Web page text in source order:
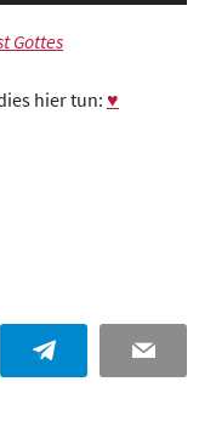
Gottes
hier tun: ♥
Telegram Email